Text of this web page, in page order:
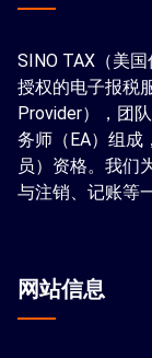
SINO TAX（美
授权的电子报税
Provider），团
务师（EA）组成
员）资格。我们
与注销、记账等
网站信息